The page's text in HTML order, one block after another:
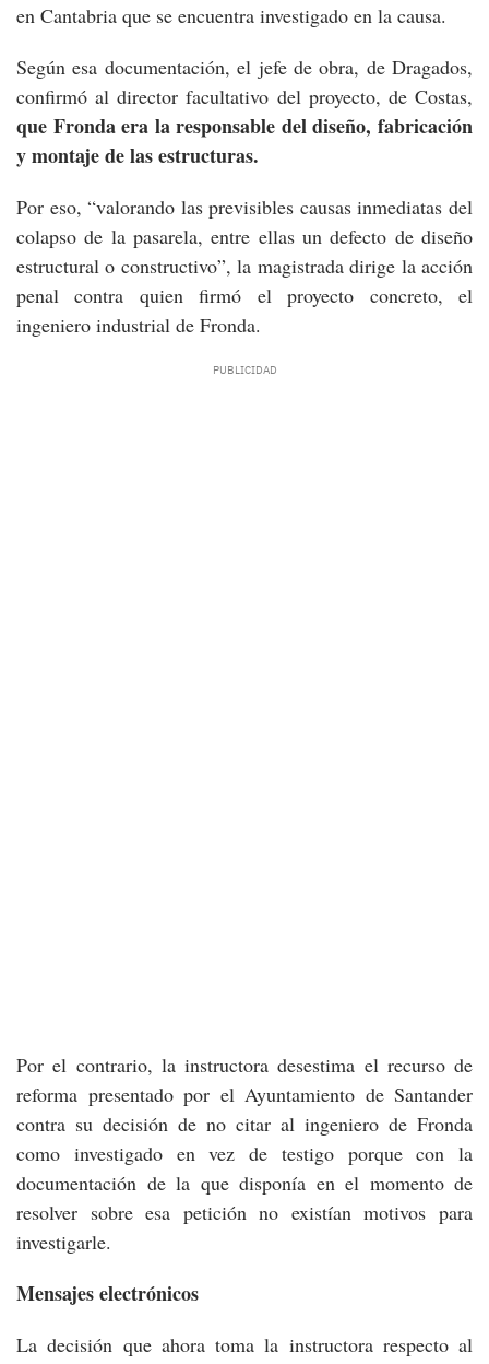
en Cantabria que se encuentra investigado en la causa.
Según esa documentación, el jefe de obra, de Dragados,
confirmó al director facultativo del proyecto, de Costas,
que Fronda era la responsable del diseño, fabricación
y montaje de las estructuras.
Por eso, “valorando las previsibles causas inmediatas del
colapso de la pasarela, entre ellas un defecto de diseño
estructural o constructivo”, la magistrada dirige la acción
penal contra quien firmó el proyecto concreto, el
ingeniero industrial de Fronda.
Por el contrario, la instructora desestima el recurso de
reforma presentado por el Ayuntamiento de Santander
contra su decisión de no citar al ingeniero de Fronda
como investigado en vez de testigo porque con la
documentación de la que disponía en el momento de
resolver sobre esa petición no existían motivos para
investigarle.
Mensajes electrónicos
La decisión que ahora toma la instructora respecto al